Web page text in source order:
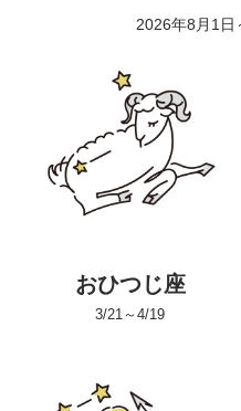
2026年8月1日
おひつじ座
3/21～4/19